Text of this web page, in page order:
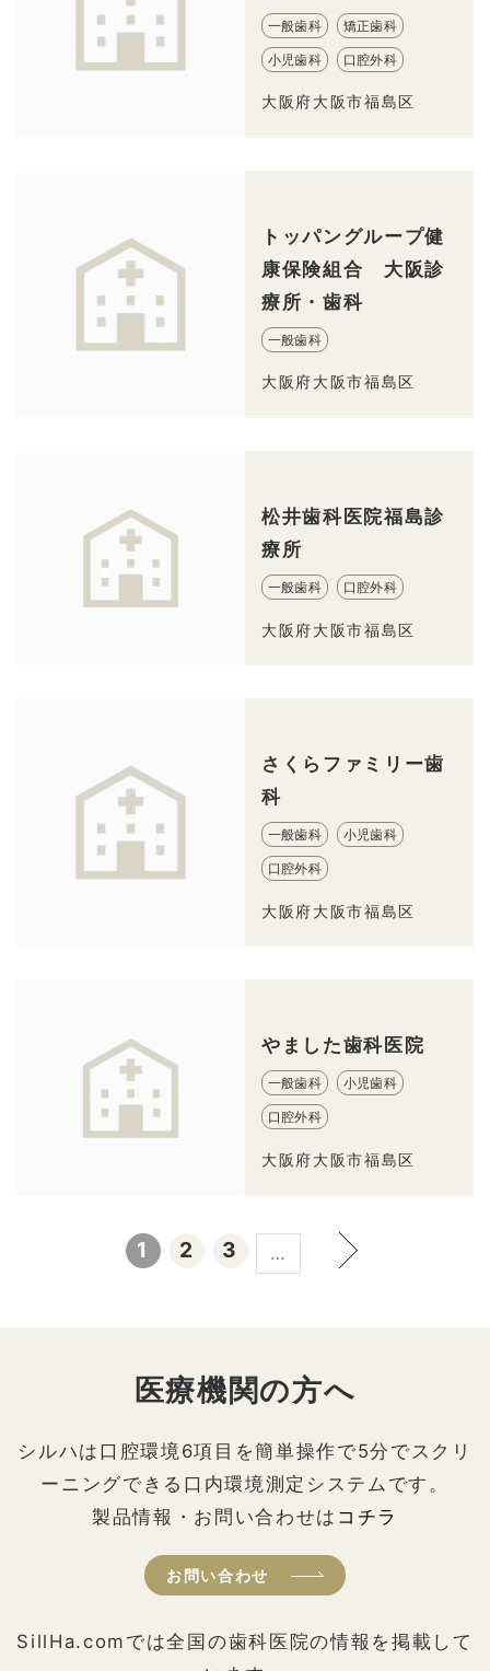
一般歯科 矯正歯科
小児歯科 口腔外科
大阪府大阪市福島区
トッパングループ健
康保険組合 大阪診
療所・歯科
一般歯科
大阪府大阪市福島区
松井歯科医院福島診
療所
一般歯科 口腔外科
大阪府大阪市福島区
さくらファミリー歯
科
一般歯科 小児歯科
口腔外科
大阪府大阪市福島区
やました歯科医院
一般歯科 小児歯科
口腔外科
大阪府大阪市福島区
1 2 3 …
医療機関の方へ
シルハは口腔環境6項目を簡単操作で5分でスクリ
ーニングできる口内環境測定システムです。
製品情報・お問い合わせは コチラ
お問い合わせ
SillHa.comでは全国の歯科医院の情報を掲載して